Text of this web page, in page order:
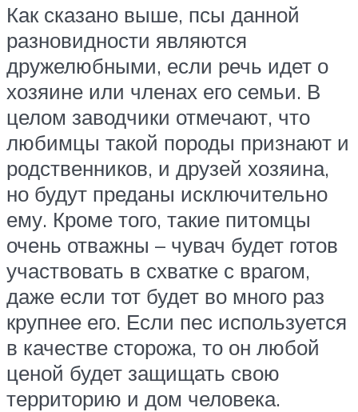
Как сказано выше, псы данной
разновидности являются
дружелюбными, если речь идет о
хозяине или членах его семьи. В
целом заводчики отмечают, что
любимцы такой породы признают и
родственников, и друзей хозяина,
но будут преданы исключительно
ему. Кроме того, такие питомцы
очень отважны – чувач будет готов
участвовать в схватке с врагом,
даже если тот будет во много раз
крупнее его. Если пес используется
в качестве сторожа, то он любой
ценой будет защищать свою
территорию и дом человека.